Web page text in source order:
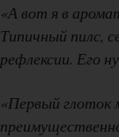
«А вот я в
Типичный пилс,
рефлексии. Его
«Первый глоток